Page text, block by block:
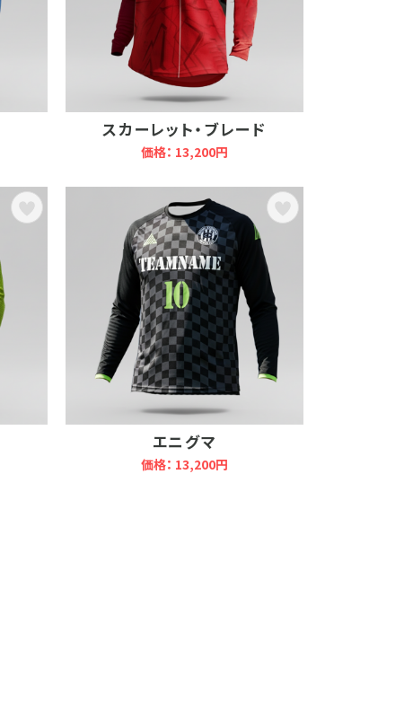
スカーレット・ブレード
価格： 13,200円
エニグマ
価格： 13,200円